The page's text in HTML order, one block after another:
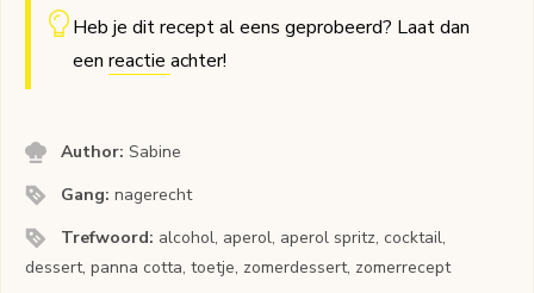
Heb je dit recept al eens geprobeerd? Laat dan
een reactie achter!
Author:Sabine
Gang:nagerecht
Trefwoord: alcohol, aperol, aperol spritz, cocktail,
dessert, panna cotta, toetje, zomerdessert, zomerrecept